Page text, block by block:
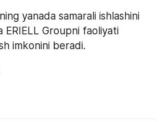
yanada samarali ishlashini
ERIELL Groupni faoliyati
imkonini beradi.